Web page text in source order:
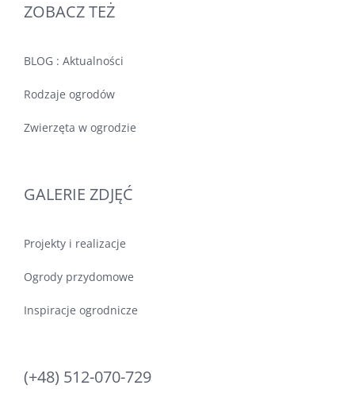
ZOBACZ TEŻ
BLOG : Aktualności
Rodzaje ogrodów
Zwierzęta w ogrodzie
GALERIE ZDJĘĆ
Projekty i realizacje
Ogrody przydomowe
Inspiracje ogrodnicze
(+48) 512-070-729